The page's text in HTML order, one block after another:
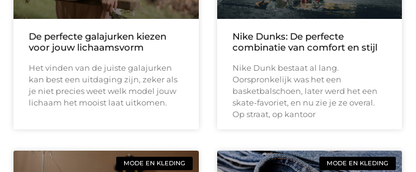
De perfecte galajurken kiezen
voor jouw lichaamsvorm
Het vinden van de juiste galajurken
kan best een uitdaging zijn, zeker als
je niet precies weet welk model jouw
lichaam het mooist laat uitkomen.
Nike Dunks: De perfecte
combinatie van comfort en stijl
Nike Dunk bestaat al lang.
Oorspronkelijk was het een
basketbalschoen, later werd het een
skate-favoriet, en nu zie je ze overal.
Op straat, op kantoor
MODE EN KLEDING MODE EN KLEDING